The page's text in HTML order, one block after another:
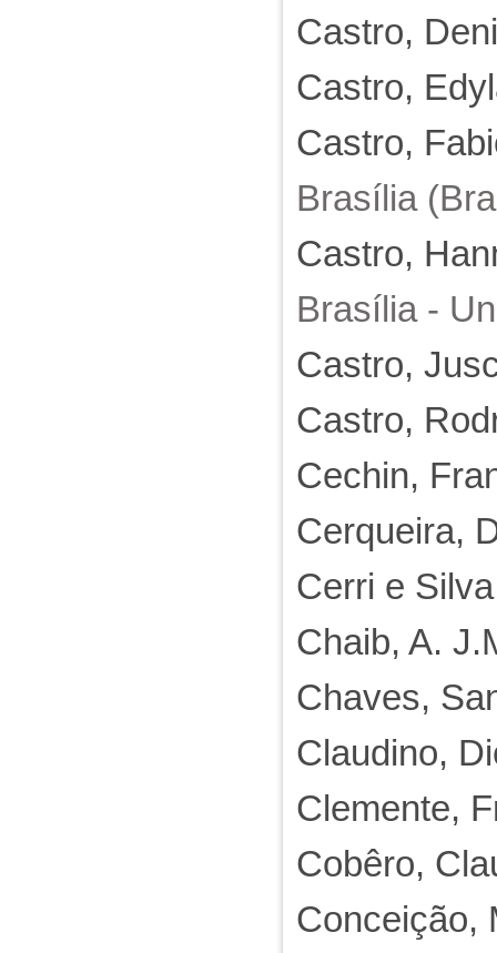
Castro,
Castro,
Castro,
Brasília
Castro,
Brasília -
Castro,
Castro,
Cechin,
Cerqueira,
Cerri e
Chaib, A.
Chaves,
Claudino,
Clemente,
Cobêro,
Conceição,